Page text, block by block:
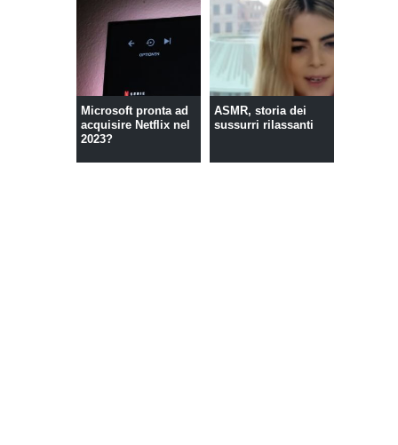
Microsoft pronta ad
acquisire Netflix nel
2023?
ASMR, storia dei
sussurri rilassanti